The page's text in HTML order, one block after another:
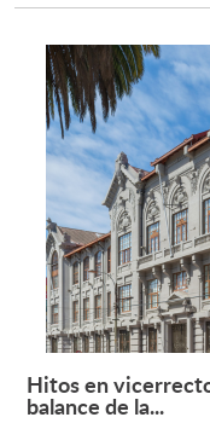
Hitos en
balance de la...